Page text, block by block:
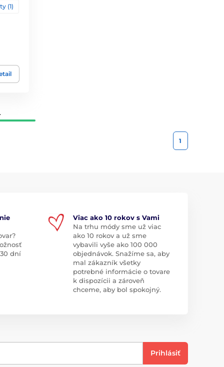
(1)
1
dní
Viac ako 10 rokov s Vami
Na trhu módy sme už viac
ako 10 rokov a už sme
vybavili vyše ako 100 000
objednávok. Snažíme sa, aby
mal zákazník všetky
potrebné informácie o tovare
k dispozícii a zároveň
chceme, aby bol spokojný.
Prihlásiť